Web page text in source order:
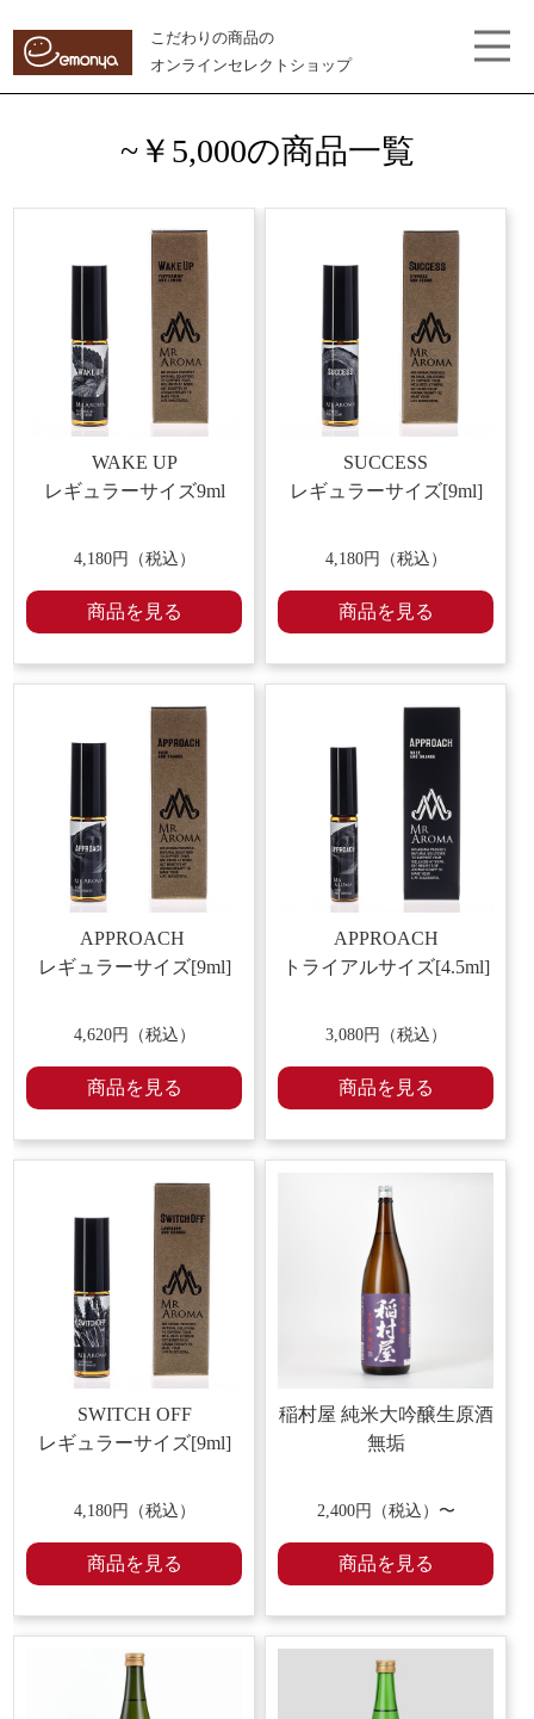
こだわりの商品の
オンラインセレクトショップ
~￥5,000の商品一覧
WAKE UP
レギュラーサイズ9ml
4,180円（税込）
商品を見る
SUCCESS
レギュラーサイズ[9ml]
4,180円（税込）
商品を見る
APPROACH
レギュラーサイズ[9ml]
4,620円（税込）
商品を見る
APPROACH
トライアルサイズ[4.5ml]
3,080円（税込）
商品を見る
SWITCH OFF
レギュラーサイズ[9ml]
4,180円（税込）
商品を見る
稲村屋 純米大吟醸生原酒
無垢
2,400円（税込）〜
商品を見る